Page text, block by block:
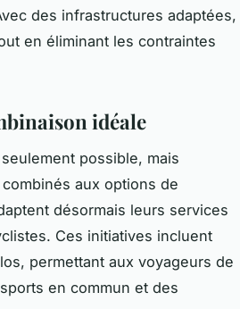
des infrastructures adaptées,
en éliminant les contraintes
idéale
possible, mais
combinés aux options de
désormais leurs services
Ces initiatives incluent
permettant aux voyageurs de
en commun et des